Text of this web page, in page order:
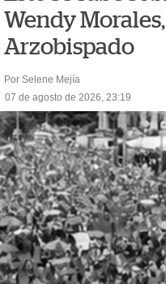
Wendy
Arzobispado
Por Selene Mejía
07 de agosto de 2026, 23:19